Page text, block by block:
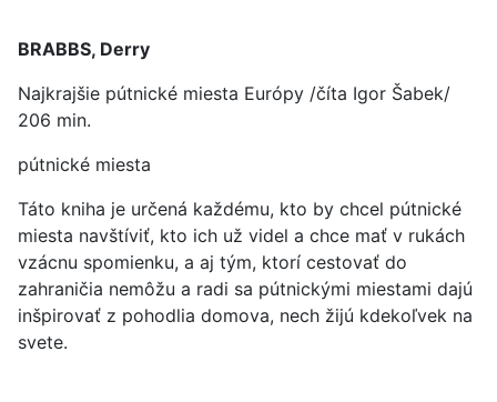
BRABBS, Derry
Najkrajšie pútnické miesta Európy /číta Igor Šabek/
206 min.
pútnické miesta
Táto kniha je určená každému, kto by chcel pútnické
miesta navštíviť, kto ich už videl a chce mať v rukách
vzácnu spomienku, a aj tým, ktorí cestovať do
zahraničia nemôžu a radi sa pútnickými miestami dajú
inšpirovať z pohodlia domova, nech žijú kdekoľvek na
svete.